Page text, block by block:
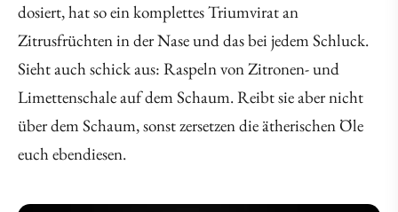
dosiert, hat so ein komplettes Triumvirat an
Zitrusfrüchten in der Nase und das bei jedem Schluck.
Sieht auch schick aus: Raspeln von Zitronen- und
Limettenschale auf dem Schaum. Reibt sie aber nicht
über dem Schaum, sonst zersetzen die ätherischen Öle
euch ebendiesen.